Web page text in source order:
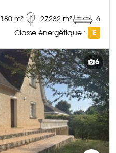
180 m² 27232 m²
6
Classe énergétique :
E
6